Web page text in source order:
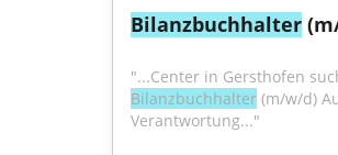
Bilanzbuchhalter
Bilanzbuchhalter (m/w/d)
Verantwortung..."